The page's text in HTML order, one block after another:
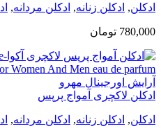
ادکلن, ادکلن زنانه, ادکلن مردانه,
780,000 تومان
ادکلن لاکچری آمواج پرپس
ادکلن, ادکلن زنانه, ادکلن مردانه,